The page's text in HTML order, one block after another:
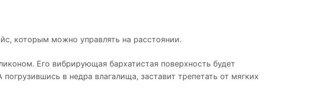
которым можно управлять на расстоянии.
Его вибрирующая бархатистая поверхность будет
в недра влагалища, заставит трепетать от мягких